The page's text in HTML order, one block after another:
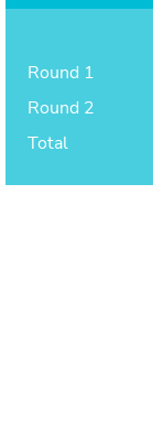
Round 1
Round 2
Total